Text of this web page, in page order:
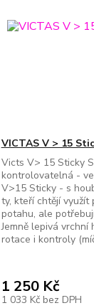
VICTAS V > 15
Victs V> 15 Sticky
kontrolovatelná -
V>15 Sticky - s
ty, kteří chtějí využít
potahu, ale
Jemně lepivá
rotace i kontroly
1 250 Kč
1 033 Kč bez DPH